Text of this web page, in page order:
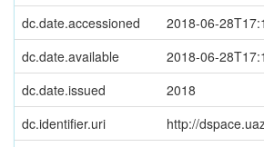
dc.date.accessioned
2018-06-
dc.date.available
2018-06-
dc.date.issued
2018
dc.identifier.uri
http://